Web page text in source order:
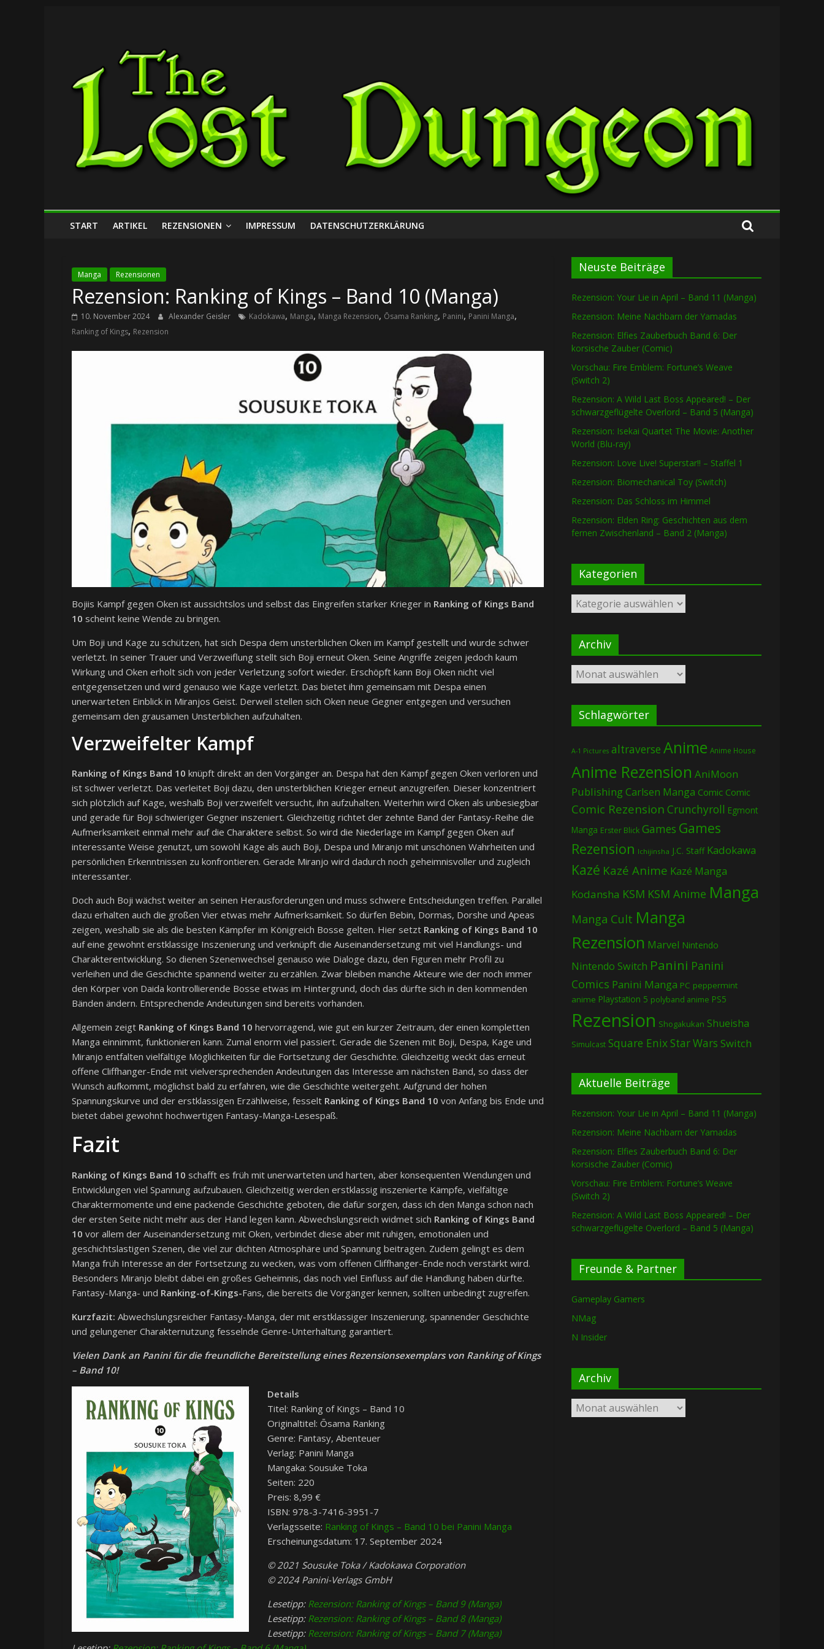
Lost
Dungeon
START ARTIKEL REZENSIONEN IMPRESSUM DATENSCHUTZERKLÄRUNG
Manga Rezensionen
Rezension: Ranking of Kings – Band 10 (Manga)
10. November 2024 Alexander Geisler Kadokawa, Manga, Manga Rezension, Ōsama Ranking, Panini, Panini Manga,
Ranking of Kings, Rezension
Bojiis Kampf gegen Oken ist aussichtslos und selbst das Eingreifen starker Krieger in Ranking of Kings Band
10 scheint keine Wende zu bringen.
Um Boji und Kage zu schützen, hat sich Despa dem unsterblichen Oken im Kampf gestellt und wurde schwer
verletzt. In seiner Trauer und Verzweiflung stellt sich Boji erneut Oken. Seine Angriffe zeigen jedoch kaum
Wirkung und Oken erholt sich von jeder Verletzung sofort wieder. Erschöpft kann Boji Oken nicht viel
entgegensetzen und wird genauso wie Kage verletzt. Das bietet ihm gemeinsam mit Despa einen
unerwarteten Einblick in Miranjos Geist. Derweil stellen sich Oken neue Gegner entgegen und versuchen
gemeinsam den grausamen Unsterblichen aufzuhalten.
Verzweifelter Kampf
Ranking of Kings Band 10 knüpft direkt an den Vorgänger an. Despa hat den Kampf gegen Oken verloren und
ist schwer verletzt. Das verleitet Boji dazu, den unsterblichen Krieger erneut anzugreifen. Dieser konzentriert
sich plötzlich auf Kage, weshalb Boji verzweifelt versucht, ihn aufzuhalten. Weiterhin wird Oken als unbesiegbar
und gerade für Boji schwieriger Gegner inszeniert. Gleichzeitig richtet der zehnte Band der Fantasy-Reihe die
Aufmerksamkeit einmal mehr auf die Charaktere selbst. So wird die Niederlage im Kampf gegen Oken auf
interessante Weise genutzt, um sowohl Kage als auch Boji, Despa und Miranjo mit unschönen Wahrheiten und
persönlichen Erkenntnissen zu konfrontieren. Gerade Miranjo wird dadurch noch geheimnisvoller und zugleich
interessanter.
Doch auch Boji wächst weiter an seinen Herausforderungen und muss schwere Entscheidungen treffen. Parallel
dazu erhalten auch die großen Vier etwas mehr Aufmerksamkeit. So dürfen Bebin, Dormas, Dorshe und Apeas
zeigen, weshalb sie als die besten Kämpfer im Königreich Bosse gelten. Hier setzt Ranking of Kings Band 10
auf eine gewohnt erstklassige Inszenierung und verknüpft die Auseinandersetzung mit viel Handlungs- und
Charakterentwicklung. So dienen Szenenwechsel genauso wie Dialoge dazu, den Figuren mehr Profil zu
verleihen und die Geschichte spannend weiter zu erzählen. Zwar bleiben manche Akteure wie der noch immer
den Körper von Daida kontrollierende Bosse etwas im Hintergrund, doch das dürfte sich in den kommenden
Bänden ändern. Entsprechende Andeutungen sind bereits vorhanden.
Allgemein zeigt Ranking of Kings Band 10 hervorragend, wie gut ein kurzer Zeitraum, der einen kompletten
Manga einnimmt, funktionieren kann. Zumal enorm viel passiert. Gerade die Szenen mit Boji, Despa, Kage und
Miranjo entfalten vielfältige Möglichkeiten für die Fortsetzung der Geschichte. Gleichzeitig weckt das erneut
offene Cliffhanger-Ende mit vielversprechenden Andeutungen das Interesse am nächsten Band, so dass der
Wunsch aufkommt, möglichst bald zu erfahren, wie die Geschichte weitergeht. Aufgrund der hohen
Spannungskurve und der erstklassigen Erzählweise, fesselt Ranking of Kings Band 10 von Anfang bis Ende und
bietet dabei gewohnt hochwertigen Fantasy-Manga-Lesespaß.
Fazit
Ranking of Kings Band 10 schafft es früh mit unerwarteten und harten, aber konsequenten Wendungen und
Entwicklungen viel Spannung aufzubauen. Gleichzeitig werden erstklassig inszenierte Kämpfe, vielfältige
Charaktermomente und eine packende Geschichte geboten, die dafür sorgen, dass ich den Manga schon nach
der ersten Seite nicht mehr aus der Hand legen kann. Abwechslungsreich widmet sich Ranking of Kings Band
10 vor allem der Auseinandersetzung mit Oken, verbindet diese aber mit ruhigen, emotionalen und
geschichtslastigen Szenen, die viel zur dichten Atmosphäre und Spannung beitragen. Zudem gelingt es dem
Manga früh Interesse an der Fortsetzung zu wecken, was vom offenen Cliffhanger-Ende noch verstärkt wird.
Besonders Miranjo bleibt dabei ein großes Geheimnis, das noch viel Einfluss auf die Handlung haben dürfte.
Fantasy-Manga- und Ranking-of-Kings-Fans, die bereits die Vorgänger kennen, sollten unbedingt zugreifen.
Kurzfazit: Abwechslungsreicher Fantasy-Manga, der mit erstklassiger Inszenierung, spannender Geschichte
und gelungener Charakternutzung fesselnde Genre-Unterhaltung garantiert.
Vielen Dank an Panini für die freundliche Bereitstellung eines Rezensionsexemplars von Ranking of Kings
– Band 10!
Details
Titel: Ranking of Kings – Band 10
Originaltitel: Ōsama Ranking
Genre: Fantasy, Abenteuer
Verlag: Panini Manga
Mangaka: Sousuke Toka
Seiten: 220
Preis: 8,99 €
ISBN: 978-3-7416-3951-7
Verlagsseite: Ranking of Kings – Band 10 bei Panini Manga
Erscheinungsdatum: 17. September 2024
© 2021 Sousuke Toka / Kadokawa Corporation
© 2024 Panini-Verlags GmbH
Lesetipp: Rezension: Ranking of Kings – Band 9 (Manga)
Lesetipp: Rezension: Ranking of Kings – Band 8 (Manga)
Lesetipp: Rezension: Ranking of Kings – Band 7 (Manga)
Neuste Beiträge
Rezension: Your Lie in April – Band 11 (Manga)
Rezension: Meine Nachbarn der Yamadas
Rezension: Elfies Zauberbuch Band 6: Der
korsische Zauber (Comic)
Vorschau: Fire Emblem: Fortune’s Weave
(Switch 2)
Rezension: A Wild Last Boss Appeared! – Der
schwarzgeflügelte Overlord – Band 5 (Manga)
Rezension: Isekai Quartet The Movie: Another
World (Blu-ray)
Rezension: Love Live! Superstar!! – Staffel 1
Rezension: Biomechanical Toy (Switch)
Rezension: Das Schloss im Himmel
Rezension: Elden Ring: Geschichten aus dem
fernen Zwischenland – Band 2 (Manga)
Kategorien
Kategorien
Archiv
Archiv
Schlagwörter
A-1 Pictures altraverse Anime Anime House
Anime Rezension AniMoon
PublishingCarlsen Manga Comic Comic
Comic Rezension Crunchyroll Egmont
Manga Erster Blick Games Games
Rezension Ichijinsha J.C. Staff Kadokawa
Kazé Kazé Anime Kazé Manga
Kodansha KSM KSM Anime Manga
Manga Cult Manga
Rezension Marvel Nintendo
Nintendo Switch Panini Panini
Comics Panini Manga PC peppermint
anime Playstation 5 polyband anime PS5
Rezension Shogakukan Shueisha
Simulcast Square EnixStar Wars Switch
Aktuelle Beiträge
Rezension: Your Lie in April – Band 11 (Manga)
Rezension: Meine Nachbarn der Yamadas
Rezension: Elfies Zauberbuch Band 6: Der
korsische Zauber (Comic)
Vorschau: Fire Emblem: Fortune’s Weave
(Switch 2)
Rezension: A Wild Last Boss Appeared! – Der
schwarzgeflügelte Overlord – Band 5 (Manga)
Freunde & Partner
Gameplay Gamers
NMag
N Insider
Archiv
Archiv